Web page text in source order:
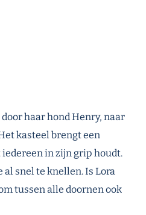
haar hond Henry, naar
kasteel brengt een
in zijn grip houdt.
snel te knellen. Is Lora
tussen alle doornen ook